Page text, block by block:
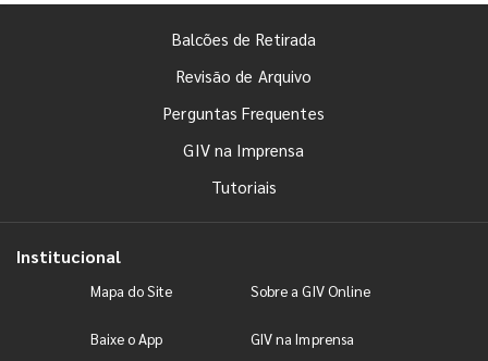
Balcões de Retirada
Revisão de Arquivo
Perguntas Frequentes
GIV na Imprensa
Tutoriais
Institucional
Mapa do Site Sobre a GIV Online
Baixe o App GIV na Imprensa